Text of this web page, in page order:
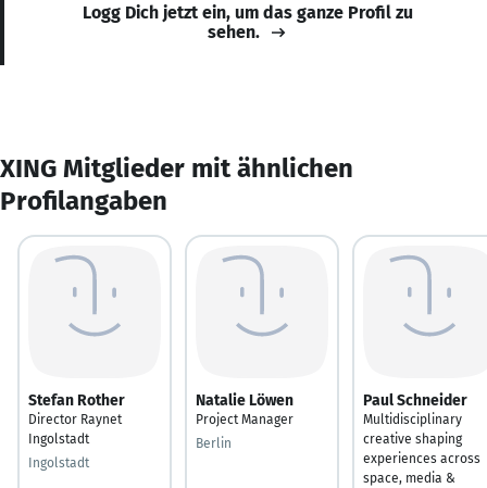
Logg Dich jetzt ein, um das ganze Profil zu
sehen.
XING Mitglieder mit ähnlichen
Profilangaben
Stefan Rother
Director Raynet
Ingolstadt
Ingolstadt
Natalie Löwen
Project Manager
Berlin
Paul Schneider
Multidisciplinary
creative shaping
experiences across
space, media &